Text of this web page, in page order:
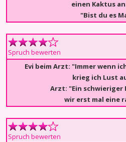
einen Kaktus
"Bist du es
Spruch bewerten
Evi beim Arzt: "Immer wenn
krieg ich Lust
Arzt: "Ein schwieriger
wir erst mal eine
Spruch bewerten